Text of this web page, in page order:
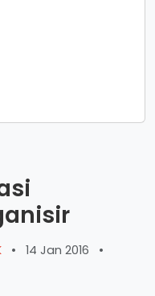
• 14 Jan 2016
•